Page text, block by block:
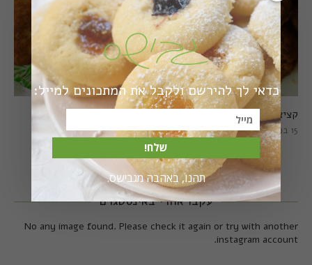
קציצות כרישה טבעוניות
מושלמות
20 במרץ 2018
קציצות כרישה מושלמות
15 במרץ 2018
עקבו אחרי באינסטגרם
No any image found. Please check it again or try with another
instagram account.
כדאי לך להירשם ולקבל את המתכונים למייל:
שלח!
תהנו, באהבה מגבישס.